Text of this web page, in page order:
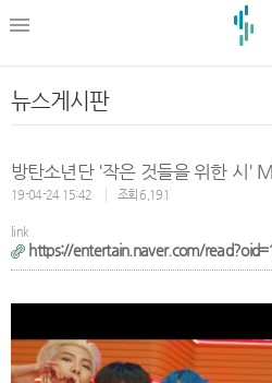
뉴스게시판
방탄소년단 '작은 것들을 위한 시'
19-04-24 15:42 조회 6,191
link
https://entertain.naver.com/